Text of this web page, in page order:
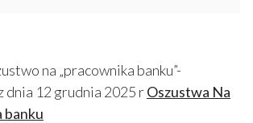
na „pracownika banku”-
dnia 12 grudnia 2025 rOszustwa Na
banku